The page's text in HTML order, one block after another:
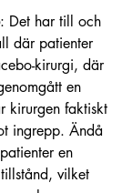
: Det har till och
där patienter
kirurgi, där
en
kirurgen faktiskt
ingrepp. Ändå
en
vilket